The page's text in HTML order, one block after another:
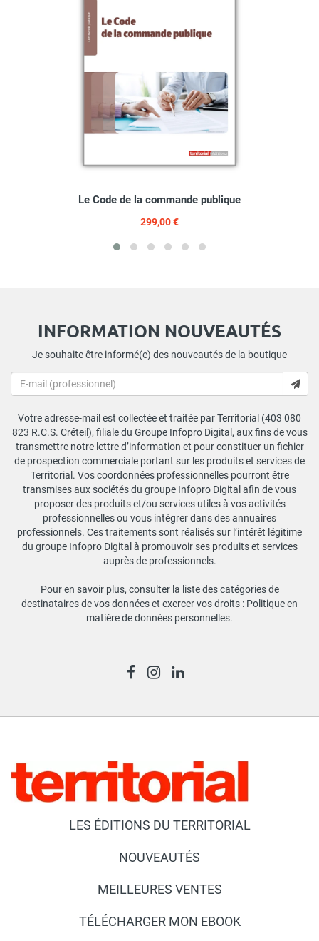
Le Code de la commande publique
299,00 €
INFORMATION NOUVEAUTÉS
Je souhaite être informé(e) des nouveautés de la boutique
Votre adresse-mail est collectée et traitée par Territorial (403 080
823 R.C.S. Créteil), filiale du Groupe Infopro Digital, aux fins de vous
transmettre notre lettre d’information et pour constituer un fichier
de prospection commerciale portant sur les produits et services de
Territorial. Vos coordonnées professionnelles pourront être
transmises aux sociétés du groupe Infopro Digital afin de vous
proposer des produits et/ou services utiles à vos activités
professionnelles ou vous intégrer dans des annuaires
professionnels. Ces traitements sont réalisés sur l’intérêt légitime
du groupe Infopro Digital à promouvoir ses produits et services
auprès de professionnels.
Pour en savoir plus, consulter la liste des catégories de
destinataires de vos données et exercer vos droits : Politique en
matière de données personnelles.
LES ÉDITIONS DU TERRITORIAL
NOUVEAUTÉS
MEILLEURES VENTES
TÉLÉCHARGER MON EBOOK